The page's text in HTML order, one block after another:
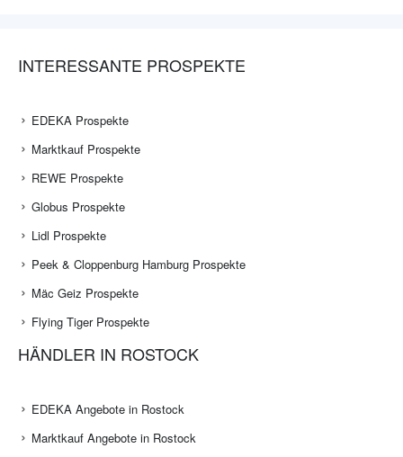
INTERESSANTE PROSPEKTE
EDEKA Prospekte
Marktkauf Prospekte
REWE Prospekte
Globus Prospekte
Lidl Prospekte
Peek & Cloppenburg Hamburg Prospekte
Mäc Geiz Prospekte
Flying Tiger Prospekte
HÄNDLER IN ROSTOCK
EDEKA Angebote in Rostock
Marktkauf Angebote in Rostock